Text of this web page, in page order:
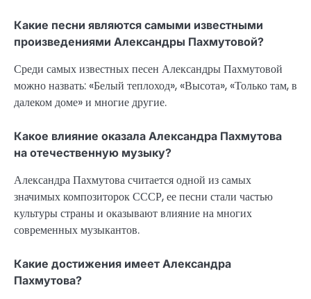
Какие песни являются самыми известными
произведениями Александры Пахмутовой?
Среди самых известных песен Александры Пахмутовой
можно назвать: «Белый теплоход», «Высота», «Только там, в
далеком доме» и многие другие.
Какое влияние оказала Александра Пахмутова
на отечественную музыку?
Александра Пахмутова считается одной из самых
значимых композиторок СССР, ее песни стали частью
культуры страны и оказывают влияние на многих
современных музыкантов.
Какие достижения имеет Александра
Пахмутова?